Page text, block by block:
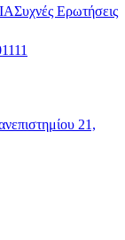
Συχνές Ερωτήσεις
21,